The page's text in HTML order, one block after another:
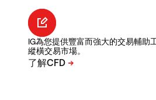
IG為您提供豐富而強大的交易輔助
縱橫交易市場。